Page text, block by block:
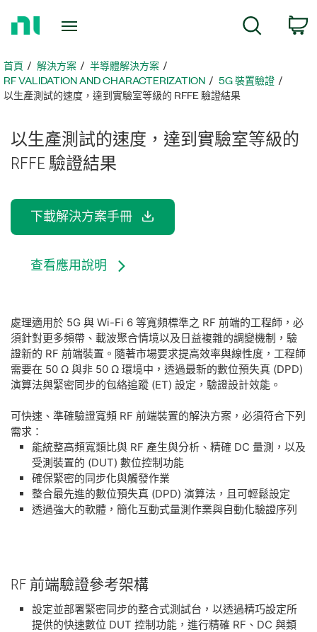
頁首頁 解決方案
半導體解決方案
RF VALIDATION AND CHARACTERIZATION
5G 裝置驗證
以生產測試的速度，達到實驗室等級的 RFFE 驗證結果
以生產測試的速度， 達到 實驗室等級的
RFFE 驗證結果
下載解決方案手冊
查看應用說明
處理適用於 5G 與 Wi-Fi 6 等寬頻標準之 RF 前端的工程師，必
須針對更多頻帶、載波聚合情境以及日益複雜的調變機制，驗
證新的 RF 前端裝置。隨著市場要求提高效率與線性度，工程師
需要在 50 Ω 與非 50 Ω 環境中，透過最新的數位預失真 (DPD)
演算法與緊密同步的包絡追蹤 (ET) 設定，驗證設計效能。
可快速、準確驗證寬頻 RF 前端裝置的解決方案，必須符合下列
需求：
能統整高頻寬類比與 RF 產生與分析、精確 DC 量測，以及
受測裝置的 (DUT) 數位控制功能
確保緊密的同步化與觸發作業
整合最先進的數位預失真 (DPD) 演算法，且可輕鬆設定
透過強大的軟體，簡化互動式量測作業與自動化驗證序列
RF 前端驗證參考架構
設定並部署緊密同步的整合式測試台，以透過精巧設定所
提供的快速數位 DUT 控制功能，進行精確 RF、DC 與類